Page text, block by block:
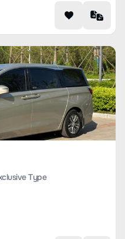
Type